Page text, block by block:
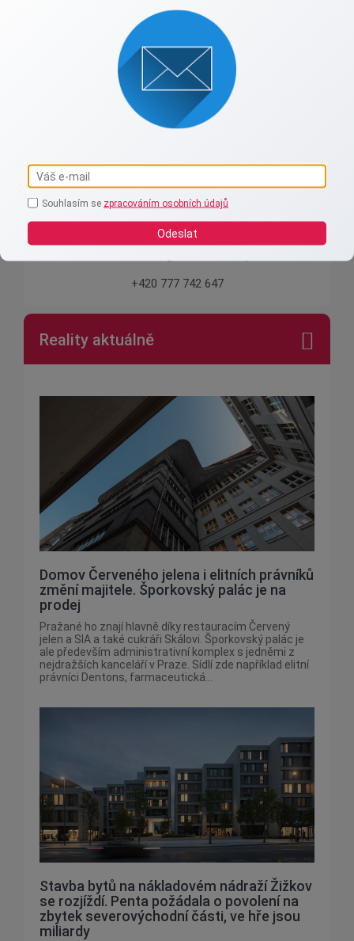
Advance reality s.r.o.
Spojení lidskosti a zkušeností.
+420 777 742 647
Reality aktuálně
Domov Červeného jelena i elitních právníků
změní majitele. Šporkovský palác je na
prodej
Pražané ho znají hlavně díky restauracím Červený
jelen a SIA a také cukráři Skálovi. Šporkovský palác je
ale především administrativní komplex s jedněmi z
nejdražších kanceláří v Praze. Sídlí zde například elitní
právníci Dentons, farmaceutická...
Stavba bytů na nákladovém nádraží Žižkov
se rozjíždí. Penta požádala o povolení na
zbytek severovýchodní části, ve hře jsou
miliardy
Souhlasím se zpracováním osobních údajů
Odeslat